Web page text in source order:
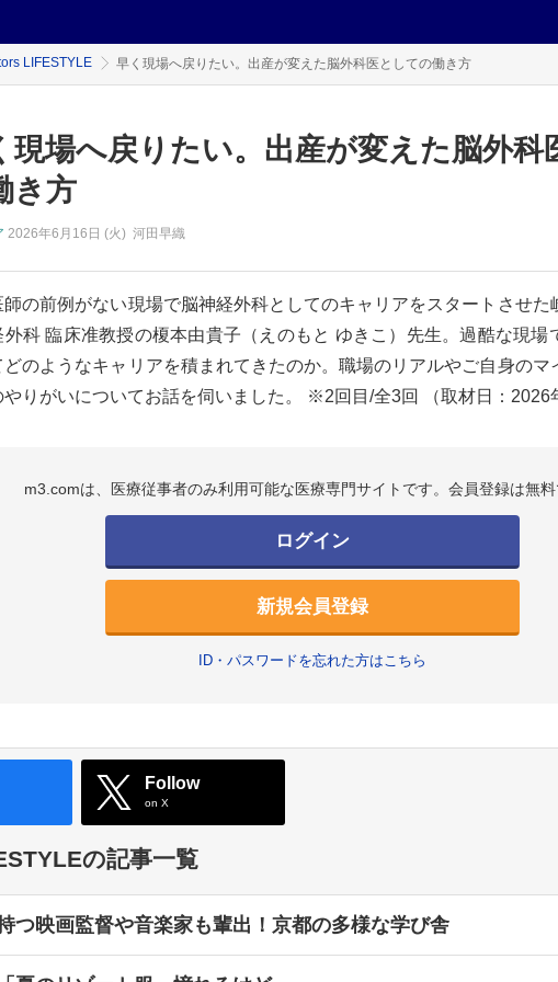
LIFESTYLE 早く現場へ戻りたい。出産が変えた脳外科医としての働き方
現場へ戻りたい。出産が変えた脳外科
き方
2026年6月16日 (火) 河田早織
師の前例がない現場で脳神経外科としてのキャリアをスタートさせた
外科 臨床准教授の榎本由貴子（えのもと ゆきこ）先生。過酷な現場
どのようなキャリアを積まれてきたのか。職場のリアルやご自身のマ
やりがいについてお話を伺いました。 ※2回目/全3回 （取材日：2026
m3.comは、医療従事者のみ利用可能な医療専門サイトです。会員登録は無料
ログイン
新規会員登録
ID・パスワードを忘れた方はこちら
Follow
on X
の記事一覧
つ映画監督や音楽家も輩出！京都の多様な学び舎